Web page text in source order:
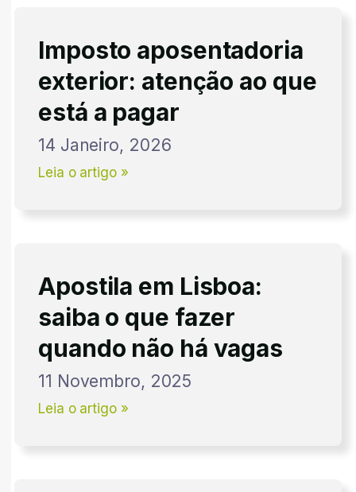
Imposto aposentadoria
exterior: atenção ao que
está a pagar
14 Janeiro, 2026
Leia o artigo »
Apostila em Lisboa:
saiba o que fazer
quando não há vagas
11 Novembro, 2025
Leia o artigo »